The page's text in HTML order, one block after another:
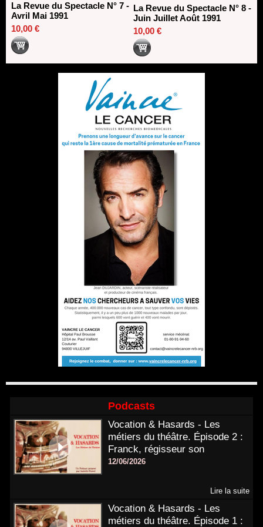
La Revue du Spectacle N° 7 -
Avril Mai 1991
10,00 €
La Revue du Spectacle N° 8 -
Juin Juillet Août 1991
10,00 €
Podcasts
Vocation & Hasards - Les
métiers du théâtre. Épisode 2 :
Franck, régisseur son
12/06/2026
Lire la suite
Vocation & Hasards - Les
métiers du théâtre. Épisode 1 :